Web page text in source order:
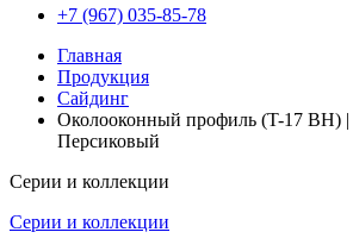
+7 (967) 035-85-78
Главная
Продукция
Сайдинг
Околооконный профиль (T-17 BH) |
Персиковый
Серии и коллекции
Серии и коллекции